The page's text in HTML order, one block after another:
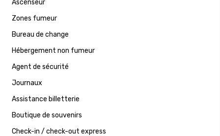
Ascenseur
Zones fumeur
Bureau de change
Hébergement non fumeur
Agent de sécurité
Journaux
Assistance billetterie
Boutique de souvenirs
Check-in / check-out express